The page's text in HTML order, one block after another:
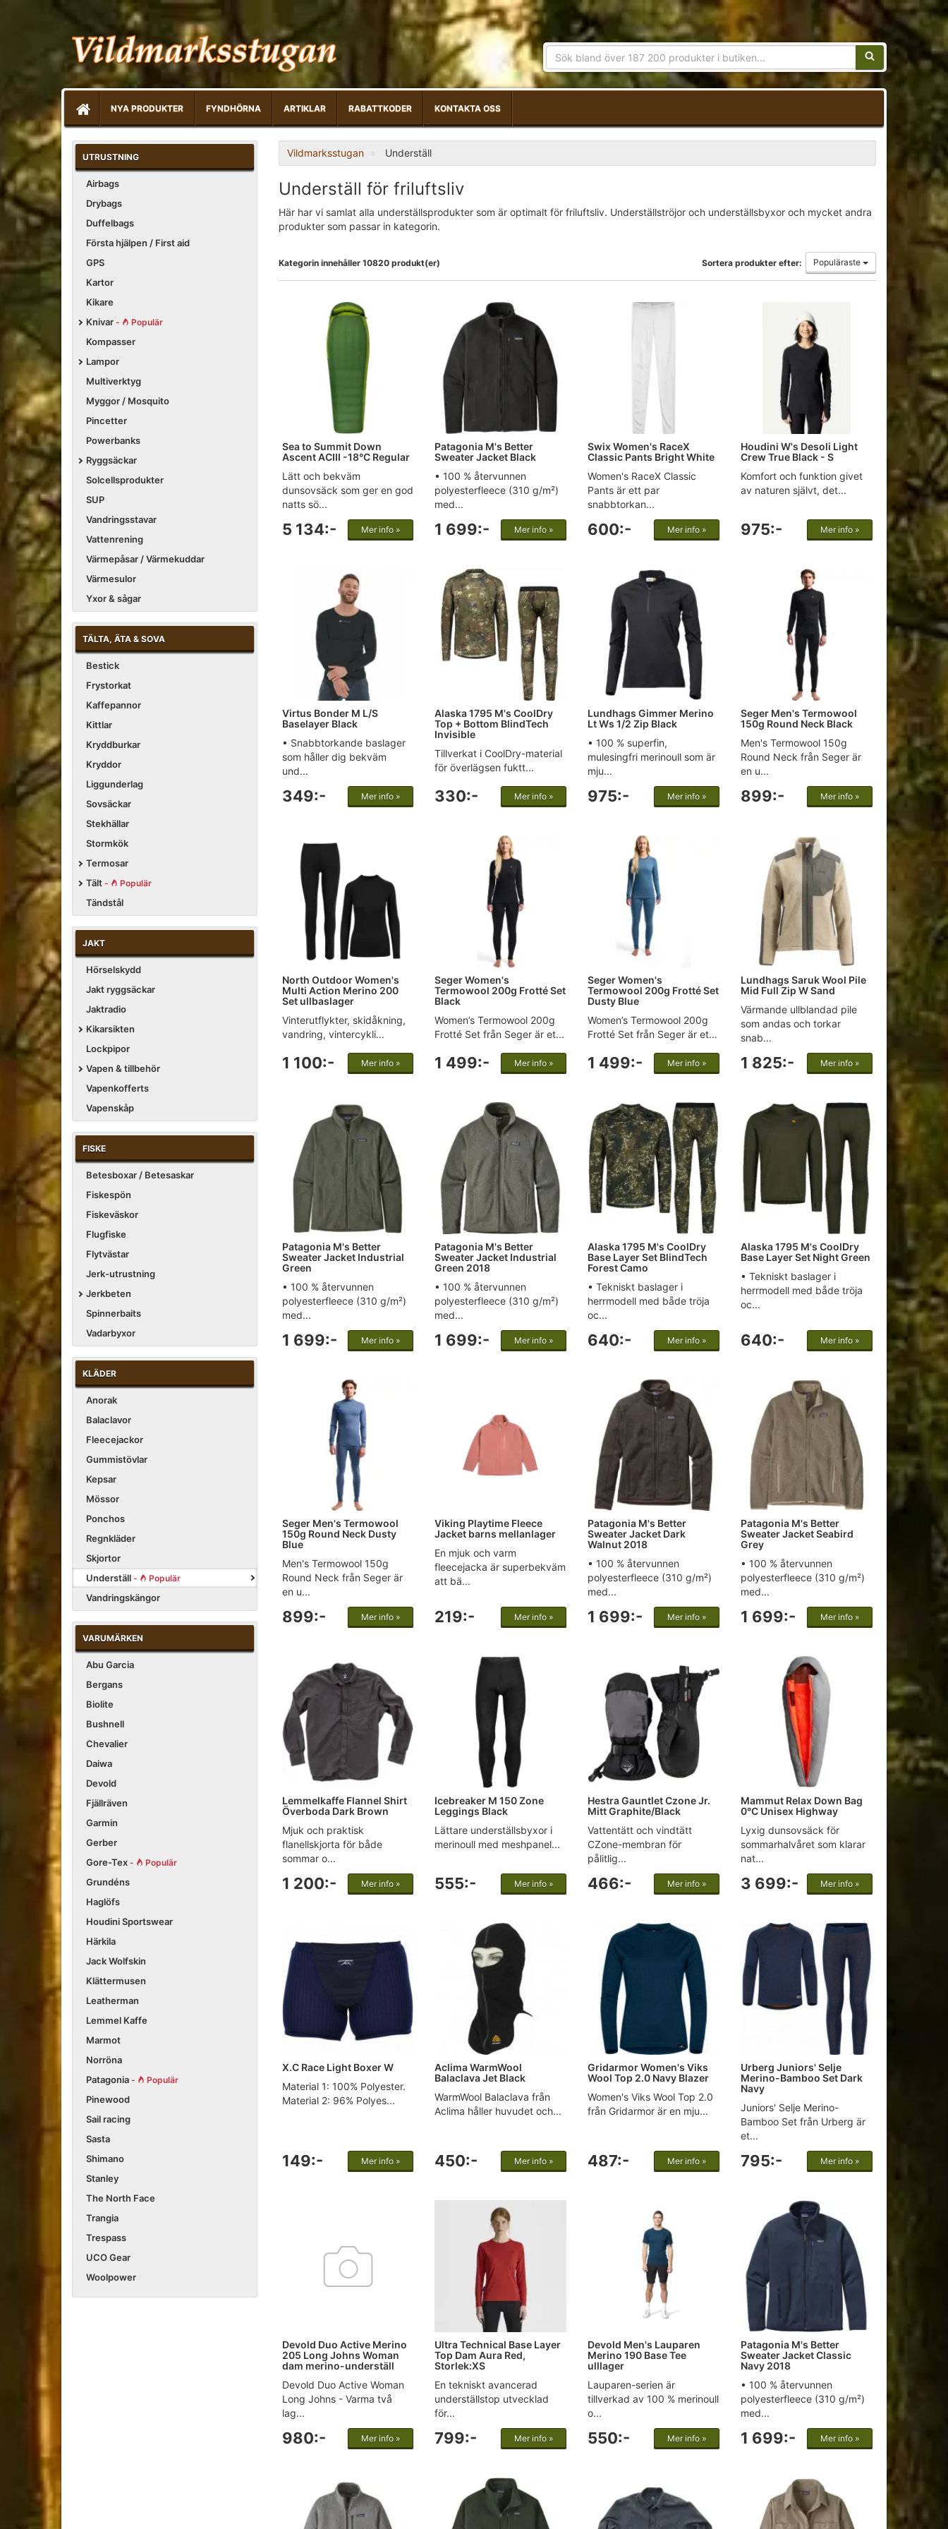
Sökfras:
NYA PRODUKTER FYNDHÖRNA ARTIKLAR RABATTKODER KONTAKTA OSS
UTRUSTNING
Airbags
Drybags
Duffelbags
Första hjälpen / First aid
GPS
Kartor
Kikare
Knivar - Populär
Kompasser
Lampor
Multiverktyg
Myggor / Mosquito
Pincetter
Powerbanks
Ryggsäckar
Solcellsprodukter
SUP
Vandringsstavar
Vattenrening
Värmepåsar / Värmekuddar
Värmesulor
Yxor & sågar
TÄLTA, ÄTA & SOVA
Bestick
Frystorkat
Kaffepannor
Kittlar
Kryddburkar
Kryddor
Liggunderlag
Sovsäckar
Stekhällar
Stormkök
Termosar
Tält - Populär
Tändstål
JAKT
Hörselskydd
Jakt ryggsäckar
Jaktradio
Kikarsikten
Lockpipor
Vapen & tillbehör
Vapenkofferts
Vapenskåp
FISKE
Betesboxar / Betesaskar
Fiskespön
Fiskeväskor
Flugfiske
Flytvästar
Jerk-utrustning
Jerkbeten
Spinnerbaits
Vadarbyxor
KLÄDER
Anorak
Balaclavor
Fleecejackor
Gummistövlar
Kepsar
Mössor
Ponchos
Regnkläder
Skjortor
Underställ - Populär
Vandringskängor
VARUMÄRKEN
Abu Garcia
Bergans
Biolite
Bushnell
Chevalier
Daiwa
Devold
Fjällräven
Garmin
Gerber
Gore-Tex - Populär
Grundéns
Haglöfs
Houdini Sportswear
Härkila
Jack Wolfskin
Klättermusen
Leatherman
Lemmel Kaffe
Marmot
Norröna
Patagonia - Populär
Pinewood
Sail racing
Sasta
Shimano
Stanley
The North Face
Trangia
Trespass
UCO Gear
Woolpower
Vildmarksstugan Underställ
Underställ för friluftsliv
Här har vi samlat alla underställsprodukter som är optimalt för friluftsliv. Underställströjor och underställsbyxor och mycket andra
produkter som passar in kategorin.
Kategorin innehåller 10820 produkt(er) Sortera produkter efter: Populäraste
Sea to Summit Down
Ascent ACIII -18°C Regular
Lätt och bekväm
dunsovsäck som ger en god
natts sö...
5 134:- Mer info »
Patagonia M's Better
Sweater Jacket Black
• 100 % återvunnen
polyesterfleece (310 g/m²)
med...
1 699:- Mer info »
Swix Women's RaceX
Classic Pants Bright White
Women's RaceX Classic
Pants är ett par
snabbtorkan...
600:- Mer info »
Houdini W's Desoli Light
Crew True Black - S
Komfort och funktion givet
av naturen självt, det...
975:- Mer info »
Virtus Bonder M L/S
Baselayer Black
• Snabbtorkande baslager
som håller dig bekväm
und...
349:- Mer info »
Alaska 1795 M's CoolDry
Top + Bottom BlindTech
Invisible
Tillverkat i CoolDry-material
för överlägsen fuktt...
330:- Mer info »
Lundhags Gimmer Merino
Lt Ws 1/2 Zip Black
• 100 % superfin,
mulesingfri merinoull som är
mju...
975:- Mer info »
Seger Men's Termowool
150g Round Neck Black
Men's Termowool 150g
Round Neck från Seger är
en u...
899:- Mer info »
North Outdoor Women's
Multi Action Merino 200
Set ullbaslager
Vinterutflykter, skidåkning,
vandring, vintercykli...
1 100:- Mer info »
Seger Women's
Termowool 200g Frotté Set
Black
Women’s Termowool 200g
Frotté Set från Seger är et...
1 499:- Mer info »
Seger Women's
Termowool 200g Frotté Set
Dusty Blue
Women’s Termowool 200g
Frotté Set från Seger är et...
1 499:- Mer info »
Lundhags Saruk Wool Pile
Mid Full Zip W Sand
Värmande ullblandad pile
som andas och torkar
snab...
1 825:- Mer info »
Patagonia M's Better
Sweater Jacket Industrial
Green
• 100 % återvunnen
polyesterfleece (310 g/m²)
med...
1 699:- Mer info »
Patagonia M's Better
Sweater Jacket Industrial
Green 2018
• 100 % återvunnen
polyesterfleece (310 g/m²)
med...
1 699:- Mer info »
Alaska 1795 M's CoolDry
Base Layer Set BlindTech
Forest Camo
• Tekniskt baslager i
herrmodell med både tröja
oc...
640:- Mer info »
Alaska 1795 M's CoolDry
Base Layer Set Night Green
• Tekniskt baslager i
herrmodell med både tröja
oc...
640:- Mer info »
Seger Men's Termowool
150g Round Neck Dusty
Blue
Men's Termowool 150g
Round Neck från Seger är
en u...
899:- Mer info »
Viking Playtime Fleece
Jacket barns mellanlager
En mjuk och varm
fleecejacka är superbekväm
att bä...
219:- Mer info »
Patagonia M's Better
Sweater Jacket Dark
Walnut 2018
• 100 % återvunnen
polyesterfleece (310 g/m²)
med...
1 699:- Mer info »
Patagonia M's Better
Sweater Jacket Seabird
Grey
• 100 % återvunnen
polyesterfleece (310 g/m²)
med...
1 699:- Mer info »
Lemmelkaffe Flannel Shirt
Överboda Dark Brown
Mjuk och praktisk
flanellskjorta för både
sommar o...
1 200:- Mer info »
Icebreaker M 150 Zone
Leggings Black
Lättare underställsbyxor i
merinoull med meshpanel...
555:- Mer info »
Hestra Gauntlet Czone Jr.
Mitt Graphite/Black
Vattentätt och vindtätt
CZone-membran för
pålitlig...
466:- Mer info »
Mammut Relax Down Bag
0°C Unisex Highway
Lyxig dunsovsäck för
sommarhalvåret som klarar
nat...
3 699:- Mer info »
X.C Race Light Boxer W
Material 1: 100% Polyester.
Material 2: 96% Polyes...
149:- Mer info »
Aclima WarmWool
Balaclava Jet Black
WarmWool Balaclava från
Aclima håller huvudet och...
450:- Mer info »
Gridarmor Women's Viks
Wool Top 2.0 Navy Blazer
Women's Viks Wool Top 2.0
från Gridarmor är en mju...
487:- Mer info »
Urberg Juniors' Selje
Merino-Bamboo Set Dark
Navy
Juniors' Selje Merino-
Bamboo Set från Urberg är
et...
795:- Mer info »
Devold Duo Active Merino
205 Long Johns Woman
dam merino-underställ
Devold Duo Active Woman
Long Johns - Varma två
lag...
980:- Mer info »
Ultra Technical Base Layer
Top Dam Aura Red,
Storlek:XS
En tekniskt avancerad
underställstop utvecklad
för...
799:- Mer info »
Devold Men's Lauparen
Merino 190 Base Tee
ulllager
Lauparen-serien är
tillverkad av 100 % merinoull
o...
550:- Mer info »
Patagonia M's Better
Sweater Jacket Classic
Navy 2018
• 100 % återvunnen
polyesterfleece (310 g/m²)
med...
1 699:- Mer info »